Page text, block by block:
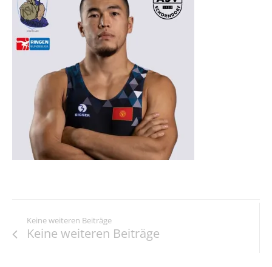
Keine weiteren Beiträge
Keine weiteren Beiträge